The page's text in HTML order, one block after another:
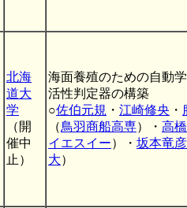
北海
道大
学
（開
催中
止）
海面養殖のための自動
活性判定器の構築
○佐伯元規 ・ 江崎修央 ・
（鳥羽商船高専）・ 高
イエスイー）・ 坂本竜彦
大）